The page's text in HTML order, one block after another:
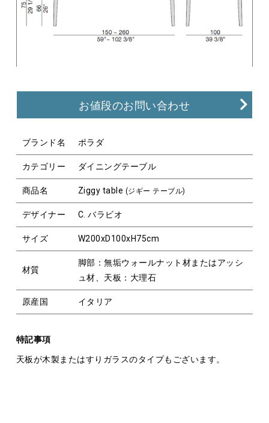
お値段のお問い合わせ
ブランド名 ポラダ
カテゴリー ダイニングテーブル
商品名 Ziggy table (ジギー テーブル)
デザイナー C. バラビオ
サイズ W200xD100xH75cm
材質
脚部：無垢ウォールナット材またはアッシ
ュ材、天板：大理石
原産国 イタリア
特記事項
天板が木製またはすりガラスのタイプもございます。